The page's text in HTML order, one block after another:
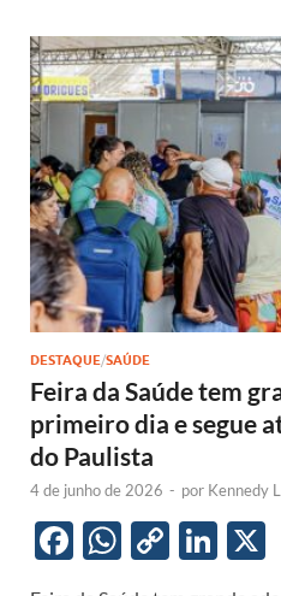
DESTAQUE/SAÚDE
Feira da Saúde tem
primeiro dia e segue
do Paulista
4 de junho de 2026 - por Kennedy
F
W C
Li